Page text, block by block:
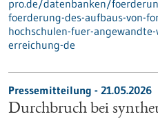
pro.de/datenbanken/
foerderung-des-aufbaus-von-
hochschulen-fuer-
erreichung-de
Pressemitteilung - 21.05.2026
Durchbruch bei